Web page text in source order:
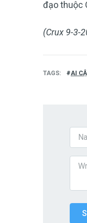
đạo thuộc
(Crux 9-3-
TAGS AI